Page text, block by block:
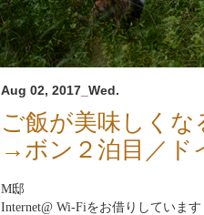
Aug 02, 2017_Wed.
ご飯が美味しくな
→ボン２泊目／ド
M邸
Internet@ Wi-Fiをお借りしています